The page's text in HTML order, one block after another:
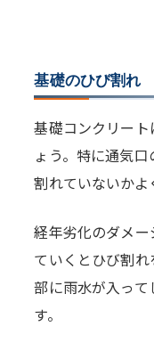
基礎のひび割れ
基礎コンクリー
ょう。特に通気口
割れていないかよ
経年劣化のダメ
ていくとひび割
部に雨水が入っ
す。